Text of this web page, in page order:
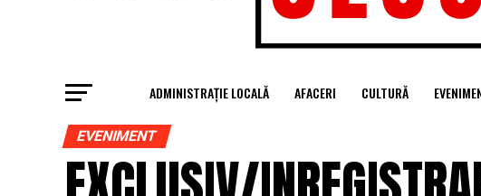
ADMINISTRAȚIE LOCALĂ AFACERI CULTURĂ
EVENIMENT